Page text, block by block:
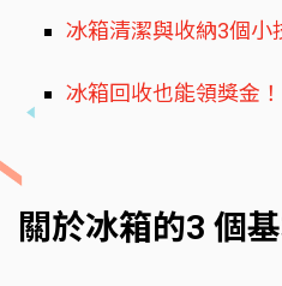
冰箱清潔與收納3個小
冰箱回收也能領獎金
關於冰箱的3 個